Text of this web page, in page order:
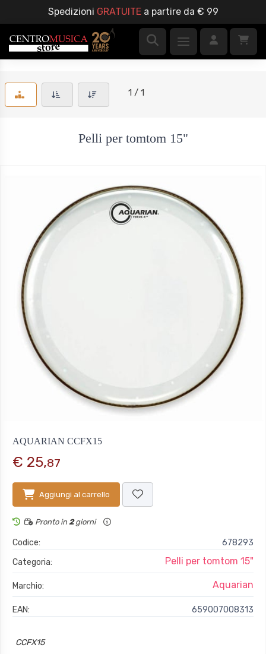
Spedizioni GRATUITEa partire da € 99
1 / 1
Pelli per tomtom 15"
AQUARIAN CCFX15
€ 25,87
Aggiungi al carrello
Pronto in 2giorni
Codice:
678293
Categoria:
Pelli per tomtom 15"
Marchio: Aquarian
EAN: 659007008313
CCFX15